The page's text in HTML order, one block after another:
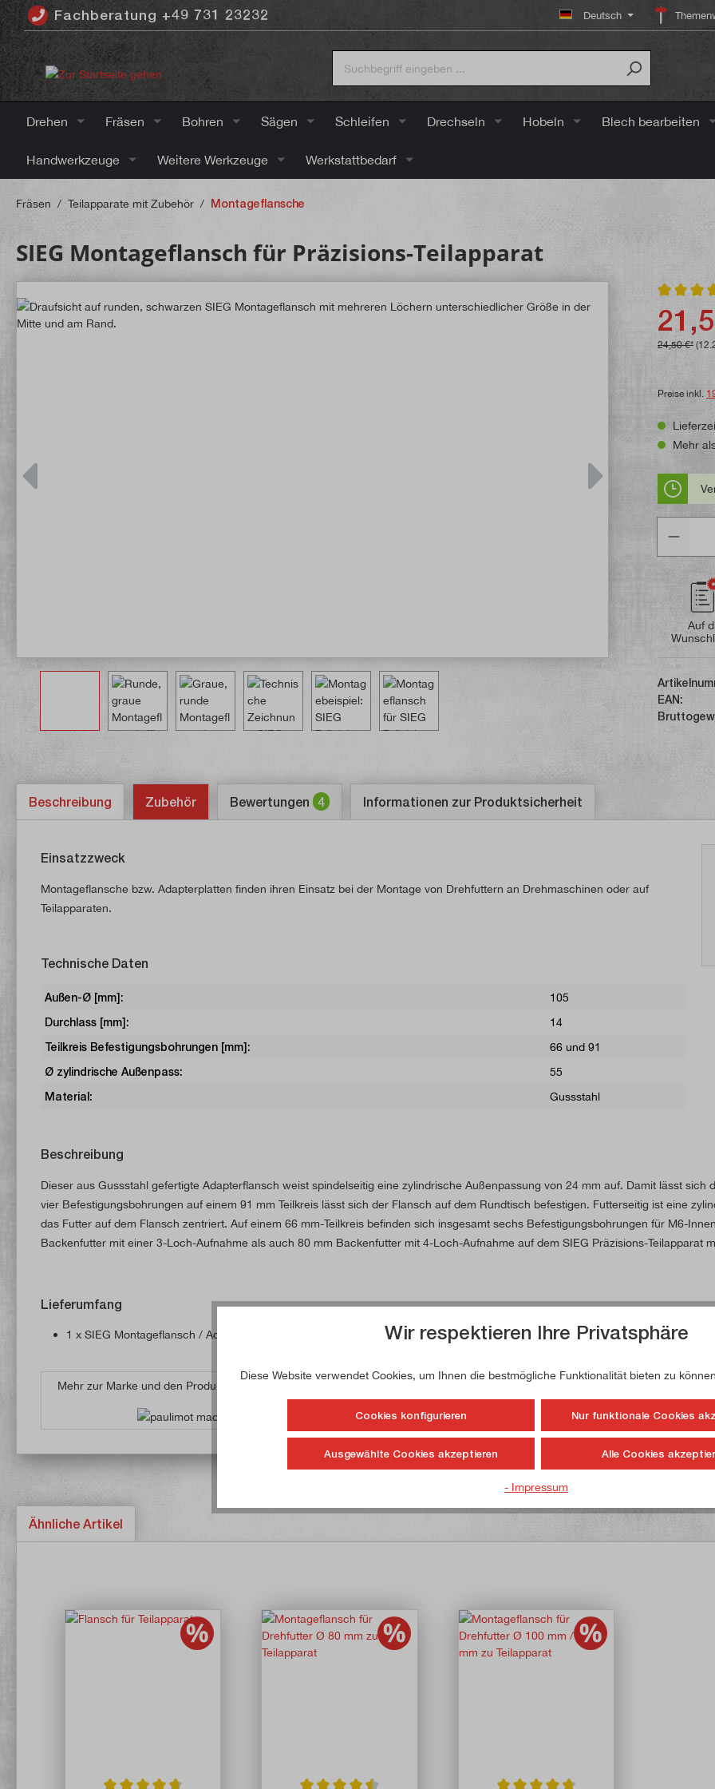
springen
Fachberatung +49 731 23232 Deutsch
Drehen Fräsen Bohren Sägen Schleifen Drechseln Hobeln Blech bearbeiten
Handwerkzeuge Weitere Werkzeuge Werkstattbedarf
Fräsen / Teilapparate mit Zubehör / Montageflansche
SIEG Montageflansch für Präzisions-Teilapparat
24,50 €*
Preise inkl.
Mehr
Auf
EAN:
Beschreibung Zubehör Bewertungen 4 Informationen zur Produktsicherheit
Einsatzzweck
Montageflansche bzw. Adapterplatten finden ihren Einsatz bei der Montage von Drehfuttern an Drehmaschinen oder auf
Teilapparaten.
Technische Daten
Außen-Ø [mm]:
105
Durchlass [mm]:
14
Teilkreis Befestigungsbohrungen [mm]:
66 und 91
Ø zylindrische Außenpass:
55
Material:
Gussstahl
Beschreibung
Dieser aus Gussstahl gefertigte Adapterflansch weist spindelseitig eine zylindrische Außenpassung von 24 mm auf. Damit lässt
vier Befestigungsbohrungen auf einem 91 mm Teilkreis lässt sich der Flansch auf dem Rundtisch befestigen. Futterseitig ist eine
das Futter auf dem Flansch zentriert. Auf einem 66 mm-Teilkreis befinden sich insgesamt sechs Befestigungsbohrungen für M6-
Backenfutter mit einer 3-Loch-Aufnahme als auch 80 mm Backenfutter mit 4-Loch-Aufnahme auf dem SIEG Präzisions-Teilapparat
Lieferumfang
1 x SIEG Montageflansch / Adapterflansch für 80 mm Backenfutter mit zylindrischer Aufnahme
Mehr zur Marke und den Produkten von
Ähnliche Artikel
Wir respektieren Ihre Privatsphäre
Diese Website verwendet Cookies, um Ihnen die bestmögliche Funktionalität bieten zu
Cookies konfigurieren Nur funktionale Cookies
Ausgewählte Cookies akzeptieren Alle Cookies
- Impressum